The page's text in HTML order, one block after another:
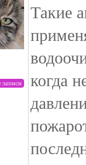
от drunktwi
Такие
когда